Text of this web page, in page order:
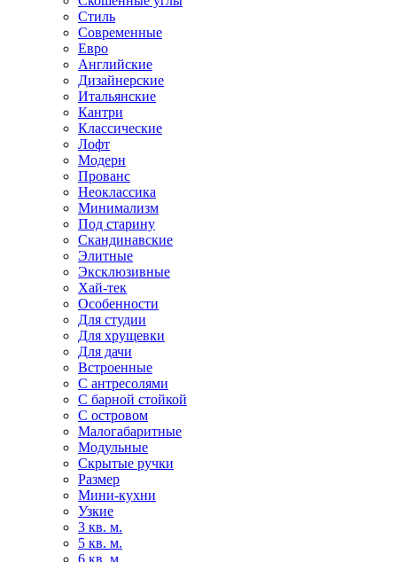
Стиль
Современные
Евро
Английские
Дизайнерские
Итальянские
Кантри
Классические
Лофт
Модерн
Прованс
Неоклассика
Минимализм
Под старину
Скандинавские
Элитные
Эксклюзивные
Хай-тек
Особенности
Для студии
Для хрущевки
Для дачи
Встроенные
С антресолями
С барной стойкой
С островом
Малогабаритные
Модульные
Скрытые ручки
Размер
Мини-кухни
Узкие
3 кв. м.
5 кв. м.
6 кв. м.